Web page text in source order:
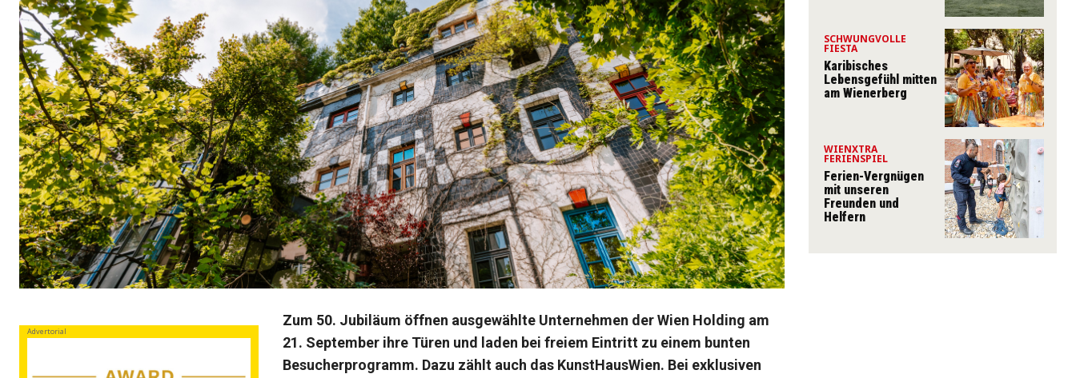
Advertorial
Zum 50. Jubiläum öffnen ausgewählte Unternehmen der Wien Holding am
21. September ihre Türen und laden bei freiem Eintritt zu einem bunten
Besucherprogramm. Dazu zählt auch das KunstHausWien. Bei exklusiven
SCHWUNGVOLLE
FIESTA
Karibisches
Lebensgefühl mitten
am Wienerberg
WIENXTRA
FERIENSPIEL
Ferien-Vergnügen
mit unseren
Freunden und
Helfern